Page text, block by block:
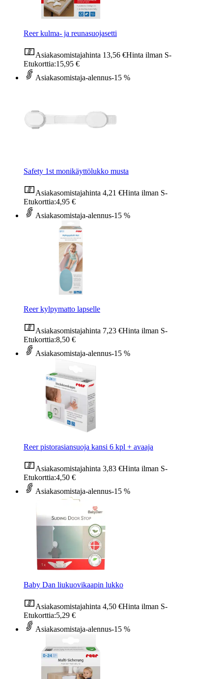
Reer kulma- ja reunasuojasetti
Asiakasomistajahinta 13,56 €Hinta ilman S-
Etukorttia:15,95 €
Asiakasomistaja-alennus-15 %
Safety 1st monikäyttölukko musta
Asiakasomistajahinta 4,21 €Hinta ilman S-
Etukorttia:4,95 €
Asiakasomistaja-alennus-15 %
Reer kylpymatto lapselle
Asiakasomistajahinta 7,23 €Hinta ilman S-
Etukorttia:8,50 €
Asiakasomistaja-alennus-15 %
Reer pistorasiansuoja kansi 6 kpl + avaaja
Asiakasomistajahinta 3,83 €Hinta ilman S-
Etukorttia:4,50 €
Asiakasomistaja-alennus-15 %
Baby Dan liukuovikaapin lukko
Asiakasomistajahinta 4,50 €Hinta ilman S-
Etukorttia:5,29 €
Asiakasomistaja-alennus-15 %